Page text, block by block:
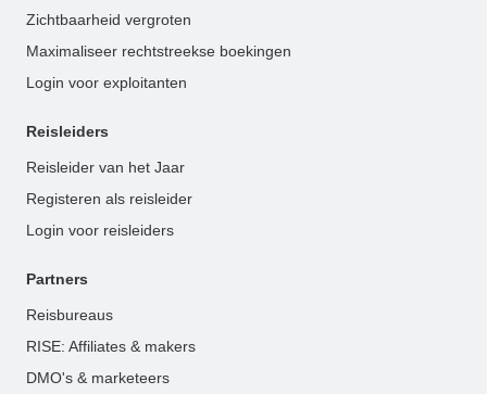
Zichtbaarheid vergroten
Maximaliseer rechtstreekse boekingen
Login voor exploitanten
Reisleiders
Reisleider van het Jaar
Registeren als reisleider
Login voor reisleiders
Partners
Reisbureaus
RISE: Affiliates & makers
DMO's & marketeers